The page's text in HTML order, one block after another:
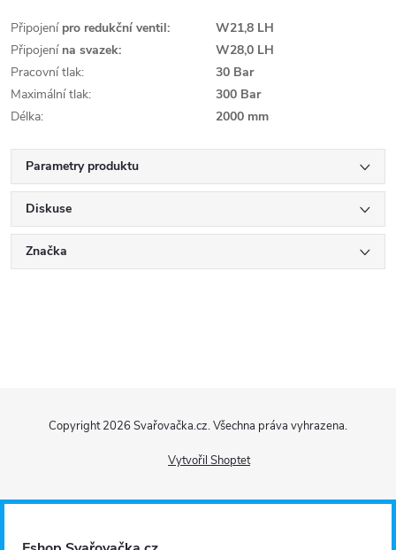
Připojení pro redukční ventil:
W21,8 LH
Připojení na svazek:
W28,0 LH
Pracovní tlak:
30 Bar
Maximální tlak:
300 Bar
Délka:
2000 mm
Parametry produktu
Diskuse
Značka
p
Vytvořil Shoptet
Copyright 2026 Svařovačka.cz. Všechna práva vyhrazena.